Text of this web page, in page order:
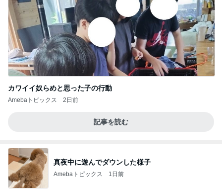
カワイイ奴らめと思った子の行動
Amebaトピックス 2日前
記事を読む
真夜中に遊んでダウンした様子
Amebaトピックス 1日前